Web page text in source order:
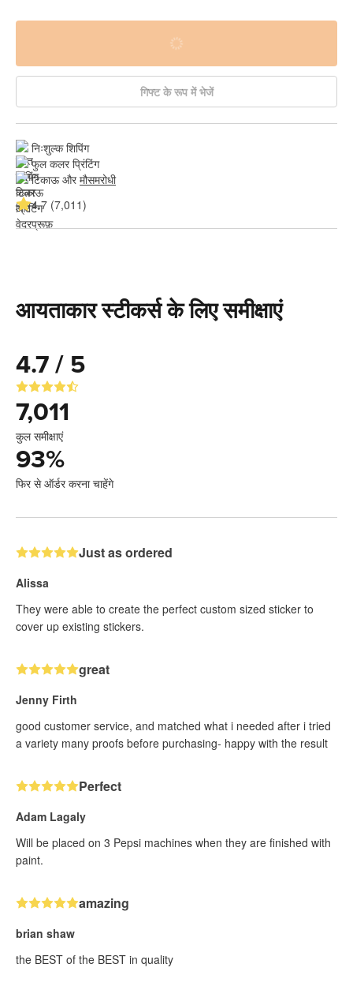
गिफ्ट के रूप में भेजें
निःशुल्क शिपिंग
फुल कलर प्रिंटिंग
टिकाऊ और मौसमरोधी
4.7 (7,011)
आयताकार स्टीकर्स के लिए समीक्षाएं
4.7 / 5
7,011
कुल समीक्षाएं
93%
फिर से ऑर्डर करना चाहेंगे
Just as ordered
Alissa
They were able to create the perfect custom sized sticker to
cover up existing stickers.
great
Jenny Firth
good customer service, and matched what i needed after i tried
a variety many proofs before purchasing- happy with the result
Perfect
Adam Lagaly
Will be placed on 3 Pepsi machines when they are finished with
paint.
amazing
brian shaw
the BEST of the BEST in quality